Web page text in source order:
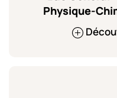
Physique-